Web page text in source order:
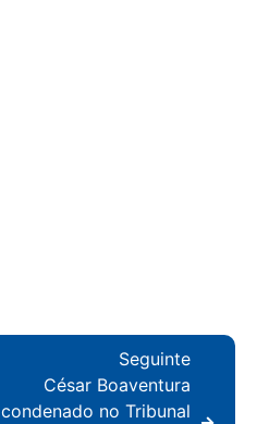
Seguinte
César Boaventura
condenado no Tribunal